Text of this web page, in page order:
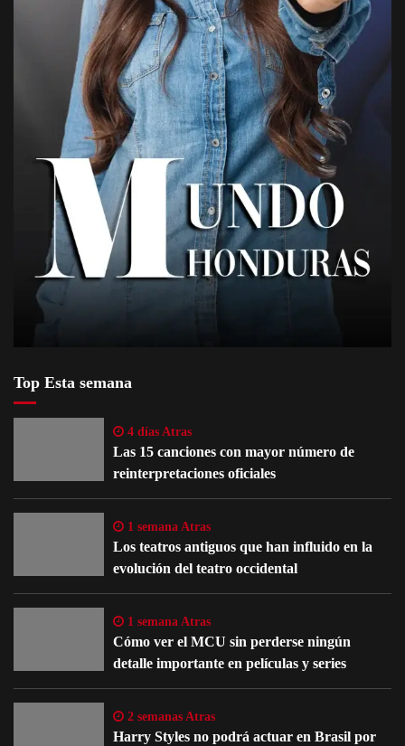
Top Esta semana
4 días Atras
Las 15 canciones con mayor número de
reinterpretaciones oficiales
1 semana Atras
Los teatros antiguos que han influido en la
evolución del teatro occidental
1 semana Atras
Cómo ver el MCU sin perderse ningún
detalle importante en películas y series
2 semanas Atras
Harry Styles no podrá actuar en Brasil por